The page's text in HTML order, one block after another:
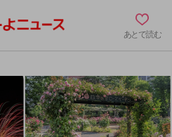
あとで読む